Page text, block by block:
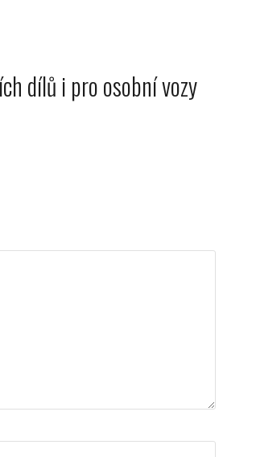
dílů i pro osobní vozy